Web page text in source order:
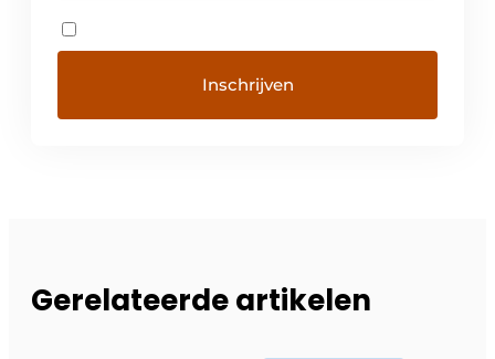
Gerelateerde artikelen